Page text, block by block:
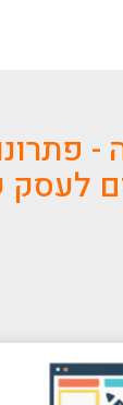
-
לעסק